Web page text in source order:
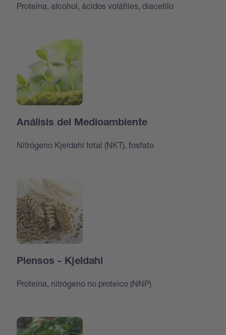
Proteína, alcohol, ácidos volátiles, diacetilo
Análisis del Medioambiente
Nitrógeno Kjeldahl total (NKT), fosfato
Piensos - Kjeldahl
Proteína, nitrógeno no proteico (NNP)